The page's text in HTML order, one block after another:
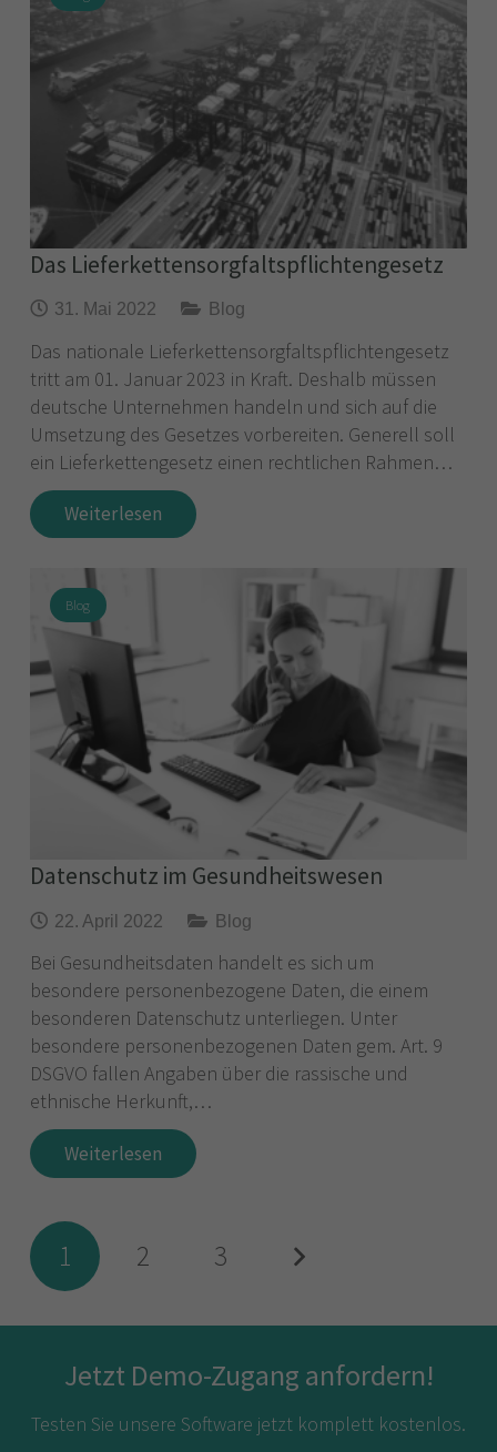
Das Lieferkettensorgfaltspflichtengesetz
31. Mai 2022 Blog
Das nationale Lieferkettensorgfaltspflichtengesetz
tritt am 01. Januar 2023 in Kraft. Deshalb müssen
deutsche Unternehmen handeln und sich auf die
Umsetzung des Gesetzes vorbereiten. Generell soll
ein Lieferkettengesetz einen rechtlichen Rahmen…
Weiterlesen
Blog
Datenschutz im Gesundheitswesen
22. April 2022 Blog
Bei Gesundheitsdaten handelt es sich um
besondere personenbezogene Daten, die einem
besonderen Datenschutz unterliegen. Unter
besondere personenbezogenen Daten gem. Art. 9
DSGVO fallen Angaben über die rassische und
ethnische Herkunft,…
Weiterlesen
1 2 3
Jetzt Demo-Zugang anfordern!
Testen Sie unsere Software jetzt komplett kostenlos.